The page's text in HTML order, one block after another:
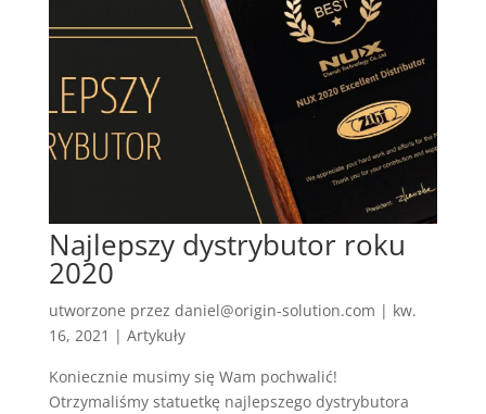
Najlepszy dystrybutor roku
2020
utworzone przez daniel@origin-solution.com | kw.
16, 2021 | Artykuły
Koniecznie musimy się Wam pochwalić!
Otrzymaliśmy statuetkę najlepszego dystrybutora